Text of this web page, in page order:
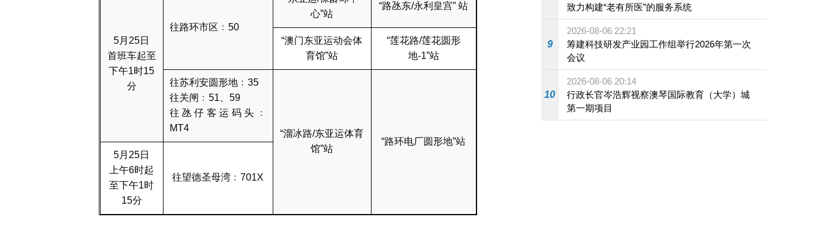
5月25日
首班车起至
下午1时15
分
往路环市区﹕50
心”站
“路氹东/永利皇宫” 站
“澳门东亚运动会体
育馆”站
“莲花路/莲花圆形
地-1”站
往苏利安圆形地﹕35
往关闸﹕51、59
往氹仔客运码头﹕
MT4
“溜冰路/东亚运体育
馆”站
“路环电厂圆形地”站
5月25日
上午6时起
至下午1时
15分
往望德圣母湾﹕701X
致力构建“老有所医”的服务系统
9
2026-08-06 22:21
筹建科技研发产业园工作组举行2026年第一次
会议
10
2026-08-06 20:14
行政长官岑浩辉视察澳琴国际教育（大学）城
第一期项目